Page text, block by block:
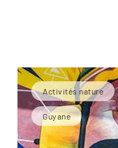
Activités nature
Guyane